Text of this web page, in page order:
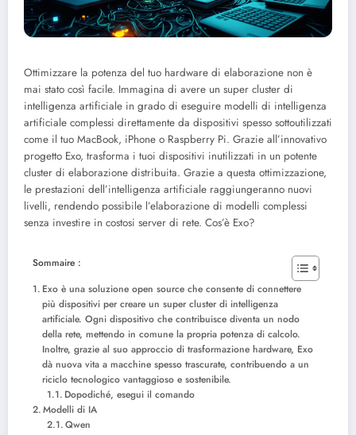
Ottimizzare la potenza del tuo hardware di elaborazione non è
mai stato così facile. Immagina di avere un super cluster di
intelligenza artificiale in grado di eseguire modelli di intelligenza
artificiale complessi direttamente da dispositivi spesso sottoutilizzati
come il tuo MacBook, iPhone o Raspberry Pi. Grazie all’innovativo
progetto Exo, trasforma i tuoi dispositivi inutilizzati in un potente
cluster di elaborazione distribuita. Grazie a questa ottimizzazione,
le prestazioni dell’intelligenza artificiale raggiungeranno nuovi
livelli, rendendo possibile l’elaborazione di modelli complessi
senza investire in costosi server di rete. Cos’è Exo?
Sommaire :
Exo è una soluzione open source che consente di connettere
più dispositivi per creare un super cluster di intelligenza
artificiale. Ogni dispositivo che contribuisce diventa un nodo
della rete, mettendo in comune la propria potenza di calcolo.
Inoltre, grazie al suo approccio di trasformazione hardware, Exo
dà nuova vita a macchine spesso trascurate, contribuendo a un
riciclo tecnologico vantaggioso e sostenibile.
Dopodiché, esegui il comando
Modelli di IA
Qwen